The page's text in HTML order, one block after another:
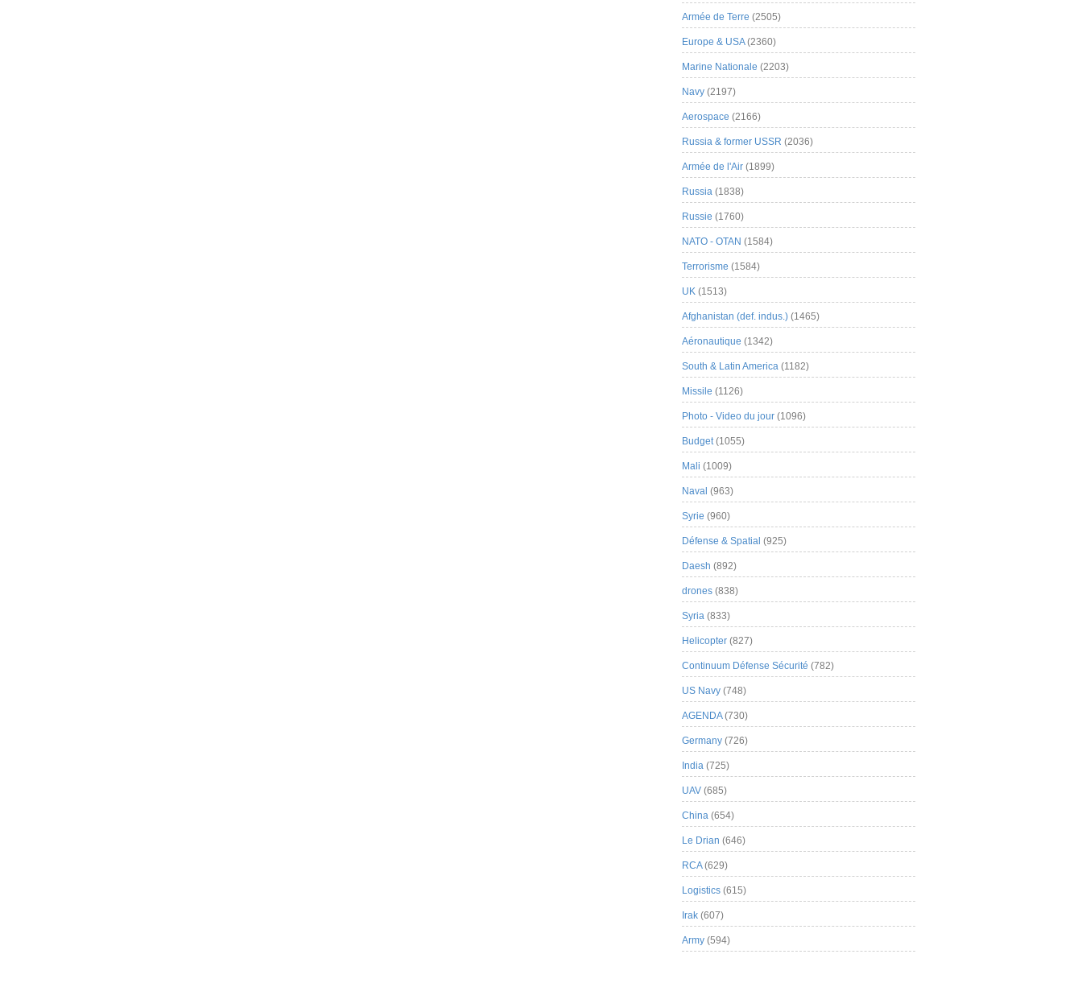
Armée de Terre (2505)
Europe & USA(2360)
Marine Nationale (2203)
Navy (2197)
Aerospace (2166)
Russia & former USSR (2036)
Armée de l'Air (1899)
Russia (1838)
Russie (1760)
NATO - OTAN (1584)
Terrorisme (1584)
UK (1513)
Afghanistan (def. indus.) (1465)
Aéronautique (1342)
South & Latin America (1182)
Missile (1126)
Photo - Video du jour (1096)
Budget(1055)
Mali (1009)
Naval (963)
Syrie (960)
Défense & Spatial (925)
Daesh (892)
drones (838)
Syria (833)
Helicopter (827)
Continuum Défense Sécurité (782)
US Navy (748)
AGENDA(730)
Germany (726)
India (725)
UAV (685)
China (654)
Le Drian (646)
RCA(629)
Logistics (615)
Irak (607)
Army (594)